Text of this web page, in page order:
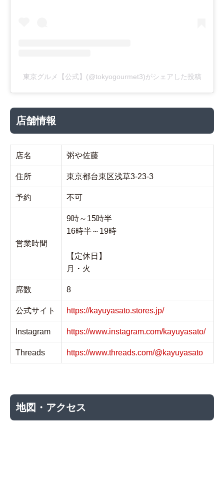
東京グルメ【公式】(@tokyogourmet3)がシェアした投稿
店舗情報
店名 粥や佐藤
住所 東京都台東区浅草3-23-3
予約 不可
営業時間
9時～15時半
16時半～19時
【定休日】
月・火
席数 8
公式サイト https://kayuyasato.stores.jp/
Instagram https://www.instagram.com/kayuyasato/
Threads https://www.threads.com/@kayuyasato
地図・アクセス